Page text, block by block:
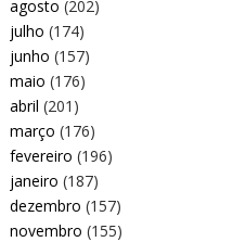
agosto (202)
julho (174)
junho (157)
maio (176)
abril (201)
março (176)
fevereiro (196)
janeiro (187)
dezembro (157)
novembro (155)